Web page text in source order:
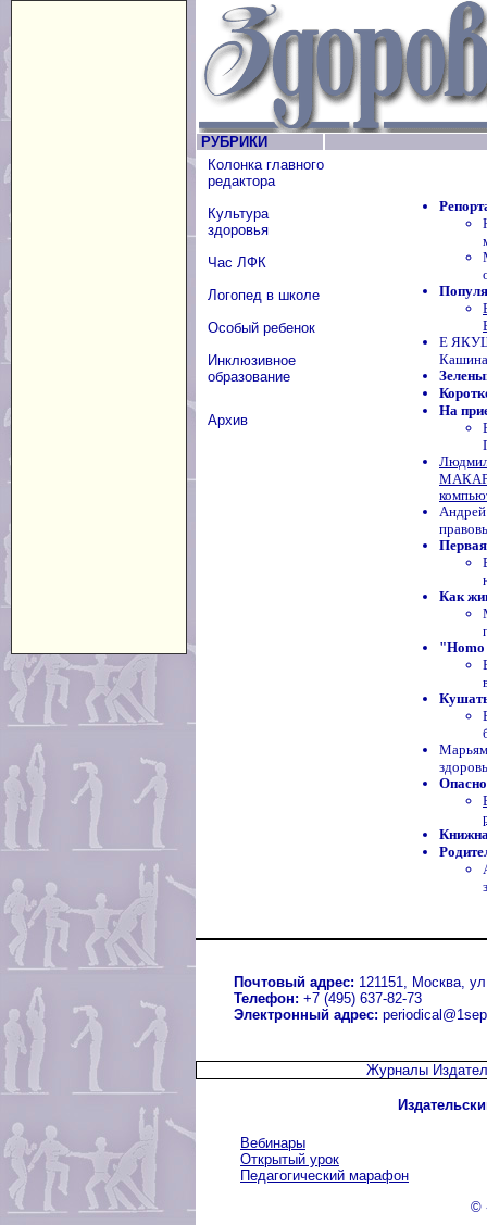
РУБРИКИ
Колонка главного
редактора
Культура
здоровья
Час ЛФК
Логопед в школе
Особый ребенок
Инклюзивное
образование
Архив
Е
На
Как
Почтовый адрес: 121151, Москва,
Телефон: +7 (495) 637-82-73
Электронный адрес:
Журналы
Вебинары
Открытый урок
Педагогический марафон
©